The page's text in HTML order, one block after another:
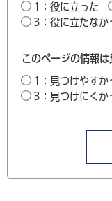
1：役に立った
3：役に立たなか
このページの情報
1：見つけやすか
3：見つけにくか